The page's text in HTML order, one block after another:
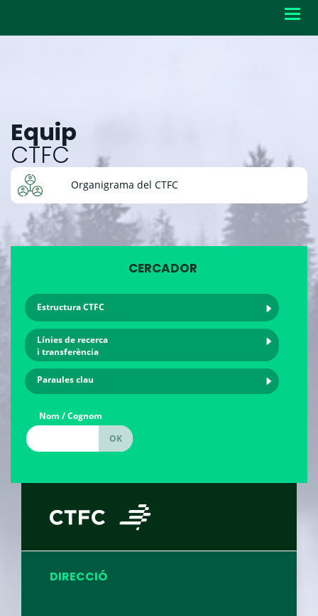
Equip
CTFC
Organigrama del CTFC
CERCADOR
Estructura CTFC
Línies de recerca
i transferència
Paraules clau
Nom / Cognom
DIRECCIÓ